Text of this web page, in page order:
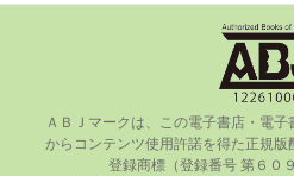
ＡＢＪマークは、この電⼦書店・電
からコンテンツ使⽤許諾を得た正規
登録商標（登録番号 第６０